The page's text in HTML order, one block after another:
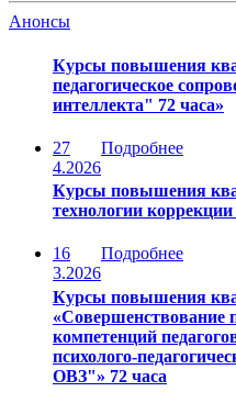
Анонсы
Курсы повышения
педагогическое
интеллекта" 72 часа»
27
4.2026
Подробнее
Курсы повышения
технологии
16
3.2026
Подробнее
Курсы повышения
«Совершенствование
компетенций
психолого-
ОВЗ"» 72 часа